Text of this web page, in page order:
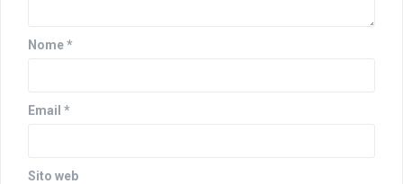
Nome*
Email *
Sito web